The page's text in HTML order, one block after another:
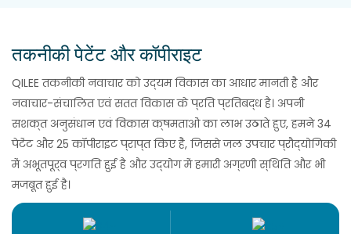
तकनीकी पेटेंट और कॉपीराइट
QILEE तकनीकी नवाचार को उद्यम विकास का आधार मानती है और
नवाचार-संचालित एवं सतत विकास के प्रति प्रतिबद्ध है। अपनी
सशक्त अनुसंधान एवं विकास क्षमताओं का लाभ उठाते हुए, हमने 34
पेटेंट और 25 कॉपीराइट प्राप्त किए हैं, जिससे जल उपचार प्रौद्योगिकी
में अभूतपूर्व प्रगति हुई है और उद्योग में हमारी अग्रणी स्थिति और भी
मजबूत हुई है।